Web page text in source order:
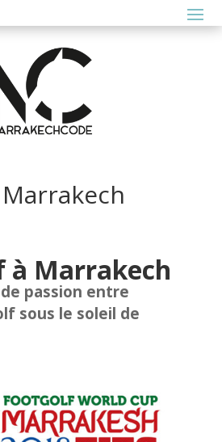
à Marrakech
passion entre
sous le soleil de